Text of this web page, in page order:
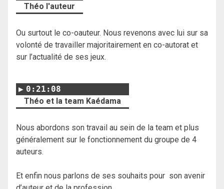
Théo l'auteur
Ou surtout le co-oauteur. Nous revenons avec lui sur sa
volonté de travailler majoritairement en co-autorat et
sur l’actualité de ses jeux.
0:21:08
Théo et la team Kaédama
Nous abordons son travail au sein de la team et plus
généralement sur le fonctionnement du groupe de 4
auteurs.
Et enfin nous parlons de ses souhaits pour son avenir